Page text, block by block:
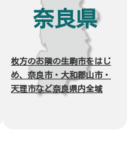
奈良県
枚方のお隣の生駒市をはじ
め、奈良市・大和郡山市・
天理市など奈良県内全域